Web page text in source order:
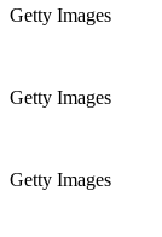
Getty Images
Getty Images
Getty Images